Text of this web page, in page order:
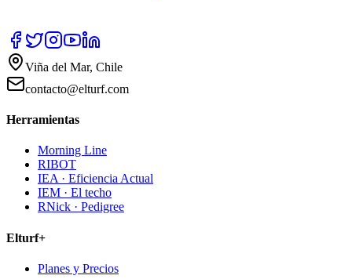
Viña del Mar, Chile
contacto@elturf.com
Herramientas
Morning Line
RIBOT
IEA · Eficiencia Actual
IEM · El techo
RNick · Pedigree
Elturf+
Planes y Precios